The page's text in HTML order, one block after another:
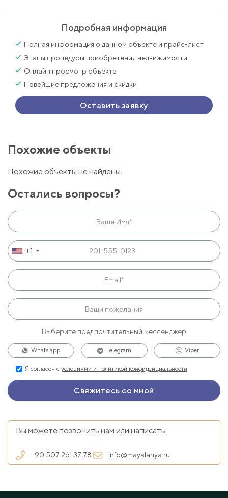
Подробная информация
Полная информация о данном объекте и прайс-лист
Этапы процедуры приобретения недвижимости
Онлайн просмотр объекта
Новейшие предложения и скидки
Оставить заявку
Похожие объекты
Похожие объекты не найдены.
Остались вопросы?
+1
Выберите предпочтительный мессенджер
Whats app Telegram Viber
Я согласен с условиями и политикой конфиденциальности
Вы можете позвонить нам или написать
+90 507 261 37 78 info@mayalanya.ru